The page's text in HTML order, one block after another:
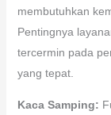
membutuhkan
Pentingnya
tercermin pada
yang tepat.
Kaca Samping: